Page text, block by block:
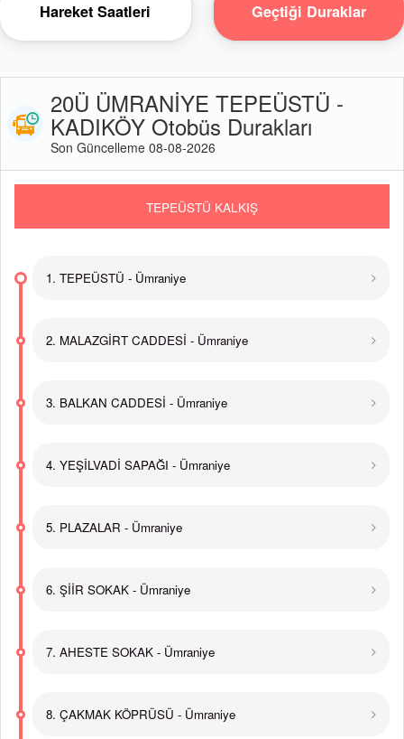
Hareket Saatleri Geçtiği Duraklar
20Ü ÜMRANİYE TEPEÜSTÜ -
KADIKÖY Otobüs Durakları
Son Güncelleme 08-08-2026
TEPEÜSTÜ KALKIŞ
1. TEPEÜSTÜ - Ümraniye
2. MALAZGİRT CADDESİ - Ümraniye
3. BALKAN CADDESİ - Ümraniye
4. YEŞİLVADİ SAPAĞI - Ümraniye
5. PLAZALAR - Ümraniye
6. ŞİİR SOKAK - Ümraniye
7. AHESTE SOKAK - Ümraniye
8. ÇAKMAK KÖPRÜSÜ - Ümraniye